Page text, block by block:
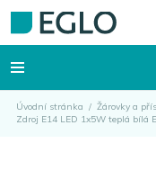
Úvodní stránka / Žárovky a
Zdroj E14 LED 1x5W teplá bílá